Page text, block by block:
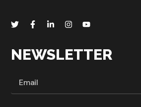
NEWSLETTER